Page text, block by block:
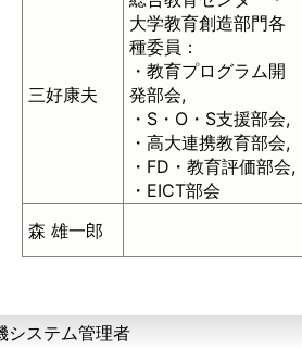
三好康夫
大学教育創造部門各
種委員：
・教育プログラム開
発部会,
・S・O・S支援部会,
・高大連携教育部会,
・FD・教育評価部会,
・EICT部会
森 雄一郎
システム管理者